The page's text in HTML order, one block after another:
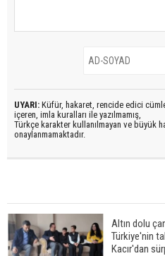
UYARI: Küfür, hakaret, rencide edici
içeren, imla kuralları ile yazılmamış,
Türkçe karakter kullanılmayan ve büyük
onaylanmamaktadır.
Altın dolu
Türkiye'nin
Kacır'dan